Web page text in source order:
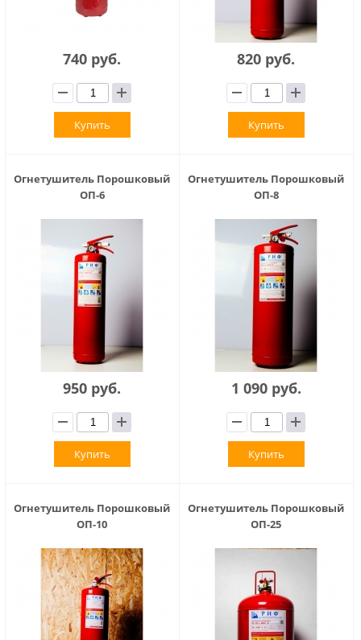
740 руб.
Купить
820 руб.
Купить
Огнетушитель Порошковый
ОП-6
950 руб.
Купить
Огнетушитель Порошковый
ОП-8
1 090 руб.
Купить
Огнетушитель Порошковый
ОП-10
Огнетушитель Порошковый
ОП-25